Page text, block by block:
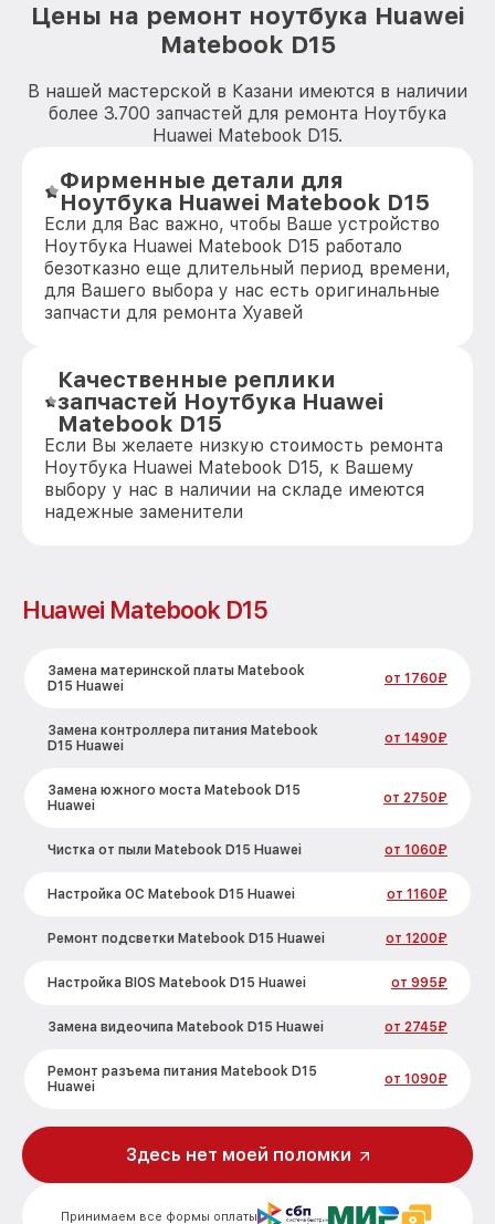
Цены на ремонт ноутбука Huawei
Matebook D15
В нашей мастерской в Казани имеются в наличии
более 3.700 запчастей для ремонта Ноутбука
Huawei Matebook D15.
Фирменные детали для
Ноутбука Huawei Matebook D15
Если для Вас важно, чтобы Ваше устройство
Ноутбука Huawei Matebook D15 работало
безотказно еще длительный период времени,
для Вашего выбора у нас есть оригинальные
запчасти для ремонта Хуавей
Качественные реплики
запчастей Ноутбука Huawei
Matebook D15
Если Вы желаете низкую стоимость ремонта
Ноутбука Huawei Matebook D15, к Вашему
выбору у нас в наличии на складе имеются
надежные заменители
Huawei Matebook D15
Замена материнской платы Matebook
D15 Huawei
от 1760₽
Замена контроллера питания Matebook
D15 Huawei
от 1490₽
Замена южного моста Matebook D15
Huawei
от 2750₽
Чистка от пыли Matebook D15 Huawei от 1060₽
Настройка ОС Matebook D15 Huawei от 1160₽
Ремонт подсветки Matebook D15 Huawei от 1200₽
Настройка BIOS Matebook D15 Huawei от 995₽
Замена видеочипа Matebook D15 Huawei от 2745₽
Ремонт разъема питания Matebook D15
Huawei
от 1090₽
Замена видеокарты Matebook D15
Принимаем все формы оплаты
Здесь нет моей поломки